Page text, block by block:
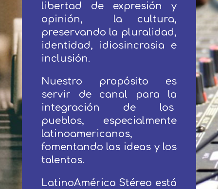
libertad de expresión y
opinión, la cultura,
preservando la pluralidad,
identidad, idiosincrasia e
inclusión.
Nuestro propósito es
servir de canal para la
integración de los
pueblos, especialmente
latinoamericanos,
fomentando las ideas y los
talentos.
LatinoAmérica Stéreo está